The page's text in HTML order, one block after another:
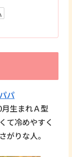
パ
生まれＡ型
て冷めやすく
がりな人。